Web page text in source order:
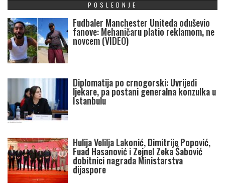
POSLEDNJE
Fudbaler Manchester Uniteda oduševio
fanove: Mehaničaru platio reklamom, ne
novcem (VIDEO)
Diplomatija po crnogorski: Uvrijedi
ljekare, pa postani generalna konzulka u
Istanbulu
Hulija Velilja Lakonić, Dimitrije Popović,
Fuad Hasanović i Zejnel Zeka Šabović
dobitnici nagrada Ministarstva
dijaspore